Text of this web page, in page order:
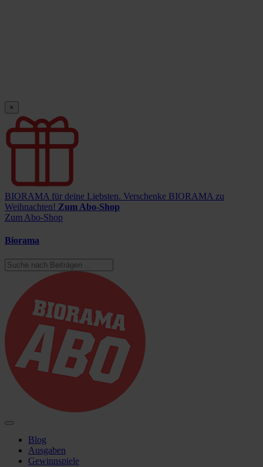
×
BIORAMA für deine Liebsten. Verschenke BIORAMA zu
Weihnachten! Zum Abo-Shop
Zum Abo-Shop
Biorama
Blog
Ausgaben
Gewinnspiele